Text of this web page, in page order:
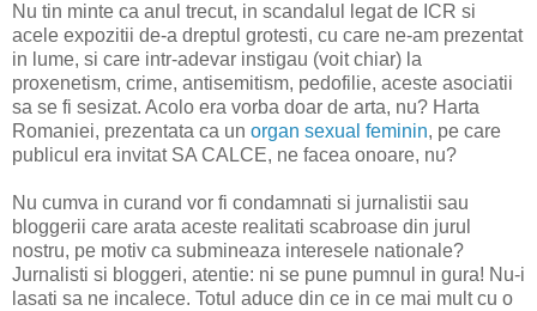
Nu tin minte ca anul trecut, in scandalul legat de ICR si
acele expozitii de-a dreptul grotesti, cu care ne-am prezentat
in lume, si care intr-adevar instigau (voit chiar) la
proxenetism, crime, antisemitism, pedofilie, aceste asociatii
sa se fi sesizat. Acolo era vorba doar de arta, nu? Harta
Romaniei, prezentata ca un organ sexual feminin, pe care
publicul era invitat SA CALCE, ne facea onoare, nu?
Nu cumva in curand vor fi condamnati si jurnalistii sau
bloggerii care arata aceste realitati scabroase din jurul
nostru, pe motiv ca submineaza interesele nationale?
Jurnalisti si bloggeri, atentie: ni se pune pumnul in gura! Nu-i
lasati sa ne incalece. Totul aduce din ce in ce mai mult cu o